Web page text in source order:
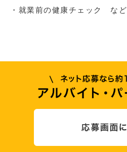
・就業前の健康チェック など